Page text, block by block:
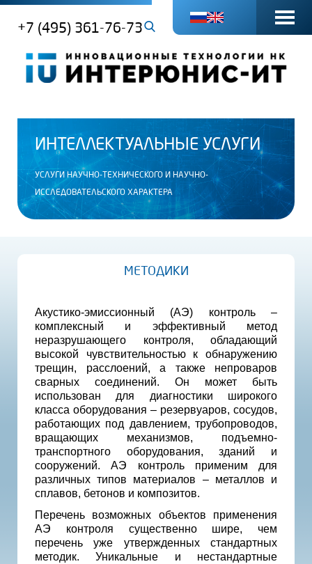
+7 (495) 361-76-73
ИНТЕЛЛЕКТУАЛЬНЫЕ УСЛУГИ
УСЛУГИ НАУЧНО-ТЕХНИЧЕСКОГО И НАУЧНО-
ИССЛЕДОВАТЕЛЬСКОГО ХАРАКТЕРА
МЕТОДИКИ
Акустико-эмиссионный (АЭ) контроль –
комплексный и эффективный метод
неразрушающего контроля, обладающий
высокой чувствительностью к обнаружению
трещин, расслоений, а также непроваров
сварных соединений. Он может быть
использован для диагностики широкого
класса оборудования – резервуаров, сосудов,
работающих под давлением, трубопроводов,
вращающих механизмов, подъемно-
транспортного оборудования, зданий и
сооружений. АЭ контроль применим для
различных типов материалов – металлов и
сплавов, бетонов и композитов.
Перечень возможных объектов применения
АЭ контроля существенно шире, чем
перечень уже утвержденных стандартных
методик. Уникальные и нестандартные